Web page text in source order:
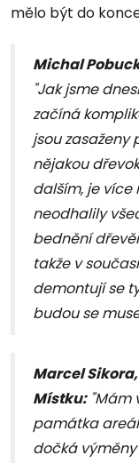
mělo být do
Michal
"Jak jsme
začíná
jsou zasaženy
nějakou
dalším, je více
neodhalily
bednění
takže v
demontují se
budou se
Marcel
Místku:"Mám
památka
dočká výměny